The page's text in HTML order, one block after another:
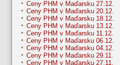
Ceny PHM v Maďarsku 27.12.
Ceny PHM v Maďarsku 20.12.
Ceny PHM v Maďarsku 18.12.
Ceny PHM v Maďarsku 13.12.
Ceny PHM v Maďarsku 11.12.
Ceny PHM v Maďarsku 06.12.
Ceny PHM v Maďarsku 04.12.
Ceny PHM v Maďarsku 29.11.
Ceny PHM v Maďarsku 27.11.